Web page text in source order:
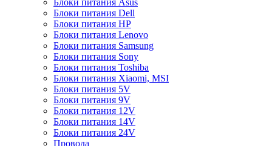
Блоки питания Dell
Блоки питания HP
Блоки питания Lenovo
Блоки питания Samsung
Блоки питания Sony
Блоки питания Toshiba
Блоки питания Xiaomi, MSI
Блоки питания 5V
Блоки питания 9V
Блоки питания 12V
Блоки питания 14V
Блоки питания 24V
Провода